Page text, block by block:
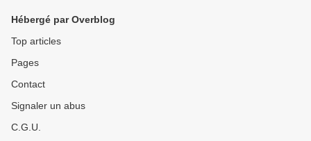
Hébergé par Overblog
Top articles
Pages
Contact
Signaler un abus
C.G.U.